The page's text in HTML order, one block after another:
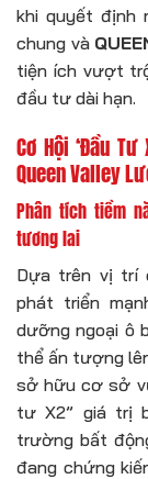
khi quyết định
chung và
tiện ích vượt
đầu tư dài hạn.
Cơ Hội ‘Đầu
Queen Valley
Phân tích tiềm
tương lai
Dựa trên vị trí
phát triển
dưỡng ngoại ô
thể ấn tượng
sở hữu cơ sở
tư X2” giá trị
trường bất
đang chứng